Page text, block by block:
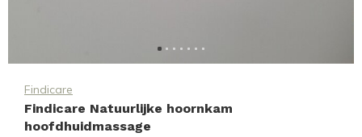
Findicare
Findicare Natuurlijke hoornkam
hoofdhuidmassage